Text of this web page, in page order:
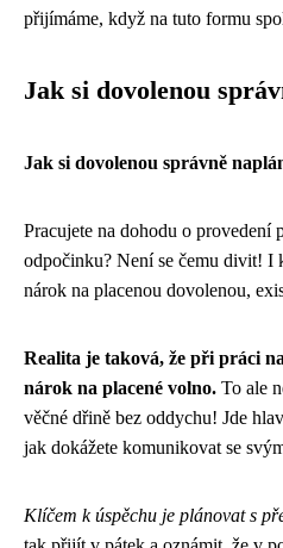
přijímáme, když na tuto formu
Jak si dovolenou
Jak si dovolenou správně
Pracujete na dohodu o provedení
odpočinku? Není se čemu divit! I
nárok na placenou dovolenou,
Realita je taková, že při práci
nárok na placené volno. To ale
věčné dřině bez oddychu! Jde
jak dokážete komunikovat se
Klíčem k úspěchu je plánovat s